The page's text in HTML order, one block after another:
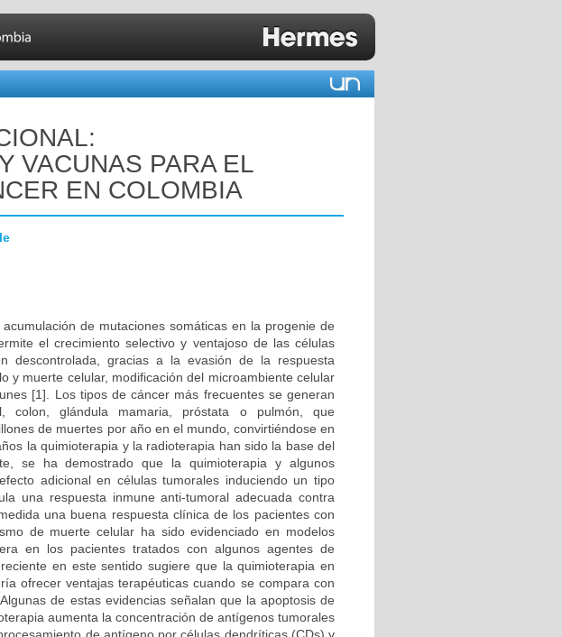
VACUNAS PARA EL
EN COLOMBIA
de mutaciones somáticas en la progenie de
el crecimiento selectivo y ventajoso de las células
descontrolada, gracias a la evasión de la respuesta
y muerte celular, modificación del microambiente celular
[1]. Los tipos de cáncer más frecuentes se generan
colon, glándula mamaria, próstata o pulmón, que
de muertes por año en el mundo, convirtiéndose en
la quimioterapia y la radioterapia han sido la base del
se ha demostrado que la quimioterapia y algunos
adicional en células tumorales induciendo un tipo
una respuesta inmune anti-tumoral adecuada contra
una buena respuesta clínica de los pacientes con
de muerte celular ha sido evidenciado en modelos
en los pacientes tratados con algunos agentes de
en este sentido sugiere que la quimioterapia en
ofrecer ventajas terapéuticas cuando se compara con
de estas evidencias señalan que la apoptosis de
aumenta la concentración de antígenos tumorales